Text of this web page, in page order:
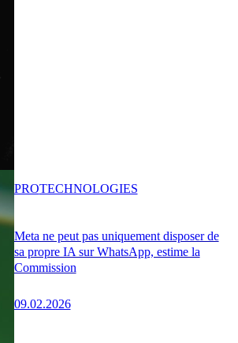
Meta ne peut pas uniquement disposer de
sa propre IA sur WhatsApp, estime la
Commission
09.02.2026
PROTECHNOLOGIES